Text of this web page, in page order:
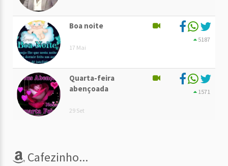
Boa noite
17 Mai
5187
Quarta-feira
abençoada
29 Set
1571
Cafezinho...